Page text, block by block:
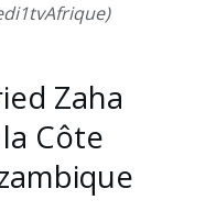
Zaha
Côte